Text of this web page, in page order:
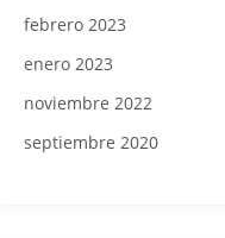
febrero 2023
enero 2023
noviembre 2022
septiembre 2020